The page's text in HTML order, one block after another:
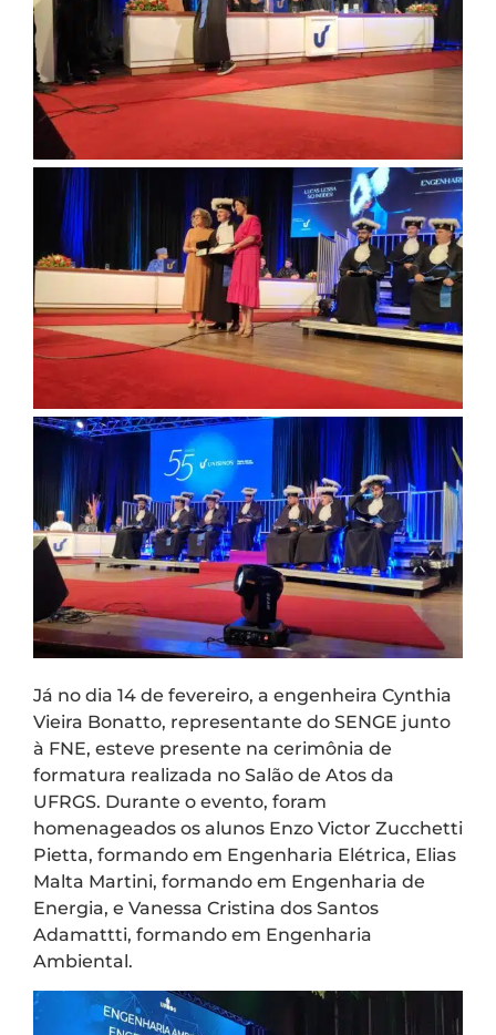
Já no dia 14 de fevereiro, a engenheira Cynthia
Vieira Bonatto, representante do SENGE junto
à FNE, esteve presente na cerimônia de
formatura realizada no Salão de Atos da
UFRGS. Durante o evento, foram
homenageados os alunos Enzo Victor Zucchetti
Pietta, formando em Engenharia Elétrica, Elias
Malta Martini, formando em Engenharia de
Energia, e Vanessa Cristina dos Santos
Adamattti, formando em Engenharia
Ambiental.